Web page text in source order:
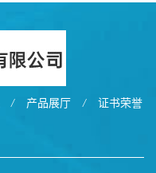
/ 产品展厅 / 证书荣誉